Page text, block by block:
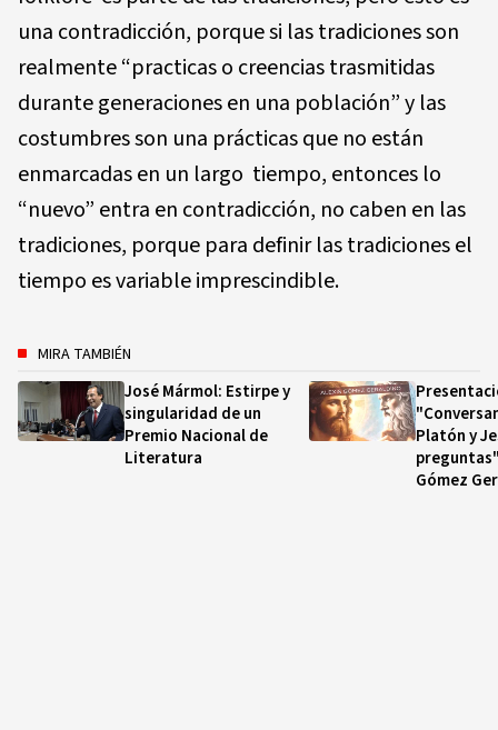
una contradicción, porque si las tradiciones son
realmente “practicas o creencias trasmitidas
durante generaciones en una población” y las
costumbres son una prácticas que no están
enmarcadas en un largo tiempo, entonces lo
“nuevo” entra en contradicción, no caben en las
tradiciones, porque para definir las tradiciones el
tiempo es variable imprescindible.
MIRA TAMBIÉN
José Mármol: Estirpe y
singularidad de un
Premio Nacional de
Literatura
Platón y
Gómez